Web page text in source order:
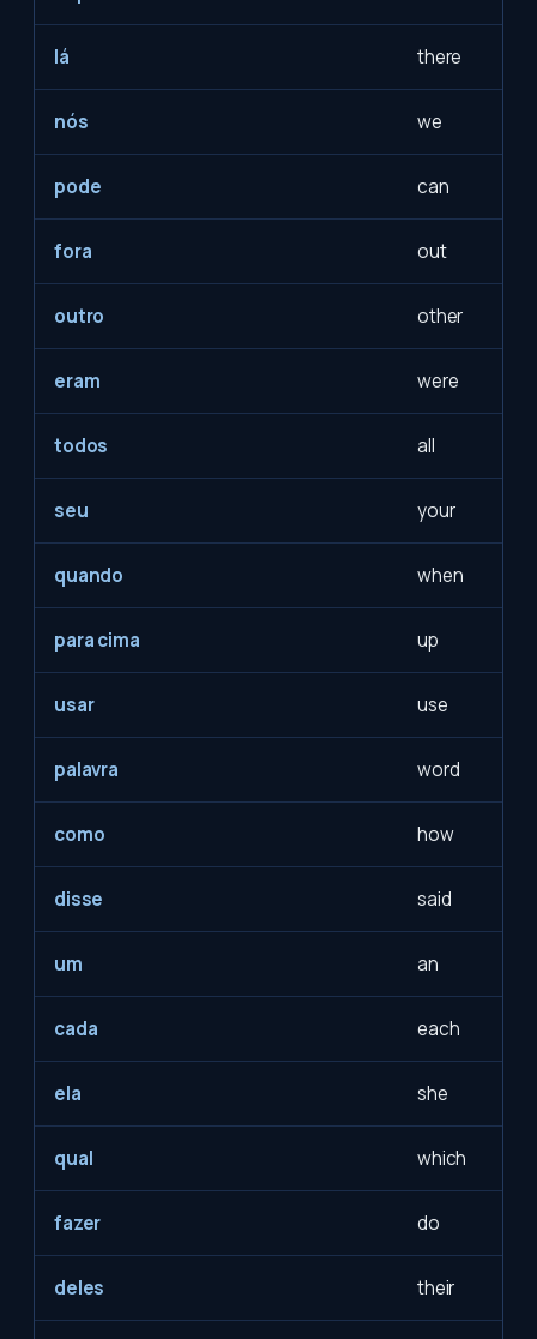
lá there
nós we
pode can
fora out
outro other
eram were
todos all
seu your
quando when
para cima up
usar use
palavra word
como how
disse said
um an
cada each
ela she
qual which
fazer do
deles their